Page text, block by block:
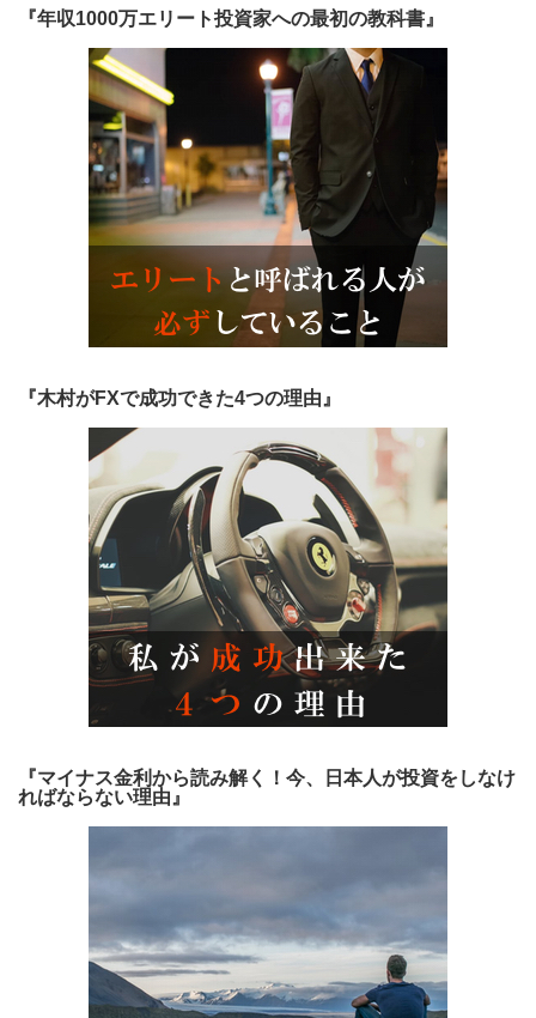
『年収1000万エリート投資家への最初の教科書』
『木村がFXで成功できた4つの理由』
『マイナス金利から読み解く！今、日本人が投資をしなけ
ればならない理由』